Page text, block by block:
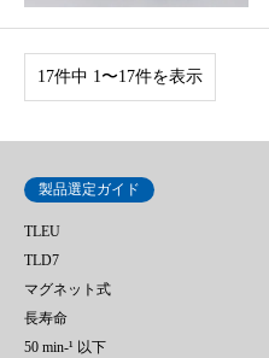
17件中 1〜17件を表示
製品選定ガイド
TLEU
TLD7
マグネット式
長寿命
50 min‐¹ 以下